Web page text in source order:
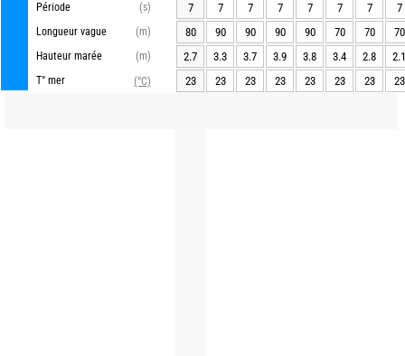
Période
(s)
Longueur vague
(m)
Hauteur marée
(m)
T° mer
(°C)
7
7 7 7 7 7 7
7
80
90 90 90 90 70 70
70
2.7
3.3 3.7 3.9 3.8 3.4 2.8
2.1
23
23 23 23 23 23 23 23